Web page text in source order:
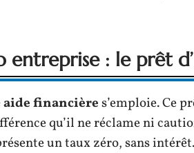
entreprise : le prêt
aidefinancières’emploie. Ce
qu’il ne réclame ni
un taux zéro, sans